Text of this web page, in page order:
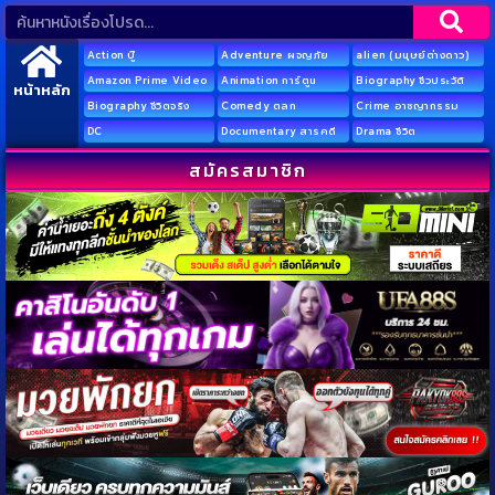
หน้าหลัก
Action บู๊ Adventure ผจญภัย
alien (มนุษย์ต่างดาว)
Amazon Prime Video
Animation การ์ตูน
Biography ชีวประวัติ
Biography ชีวิตจริง
Comedy ตลก
Crime อาชญากรรม
DC
Documentary สารคดี Drama ชีวิต
สมัครสมาชิก